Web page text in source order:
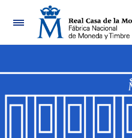
Navegación
Mostrar/Ocultar